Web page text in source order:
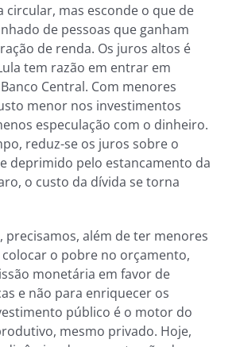
circular, mas esconde o que de
de pessoas que ganham
de renda. Os juros altos é
tem razão em entrar em
Central. Com menores
menor nos investimentos
especulação com o dinheiro.
reduz-se os juros sobre o
deprimido pelo estancamento da
o custo da dívida se torna
precisamos, além de ter menores
o pobre no orçamento,
monetária em favor de
e não para enriquecer os
público é o motor do
mesmo privado. Hoje,